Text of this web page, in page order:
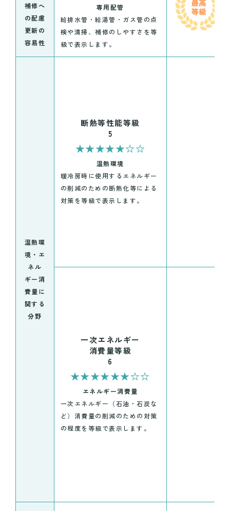
補修へ
の配慮
更新の
容易性
専用配管
給排水管・給湯管・ガス管の点
検や清掃、補修のしやすさを等
級で表示します。
温熱環
境・エ
ネル
ギー消
費量に
関する
分野
断熱等性能等級
5
★★★★★☆☆
温熱環境
暖冷房時に使用するエネルギー
の削減のための断熱化等による
対策を等級で表示します。
一次エネルギー
消費量等級
6
★★★★★★☆☆
エネルギー消費量
一次エネルギー（石油・石炭な
ど）消費量の削減のための対策
の程度を等級で表示します。